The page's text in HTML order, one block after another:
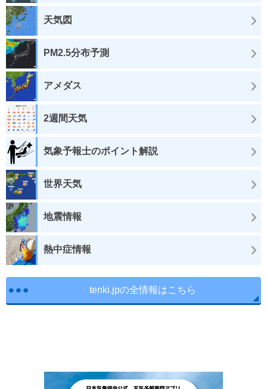
天気図
PM2.5分布予測
アメダス
2週間天気
気象予報士のポイント解説
世界天気
地震情報
熱中症情報
tenki.jpの全情報はこちら